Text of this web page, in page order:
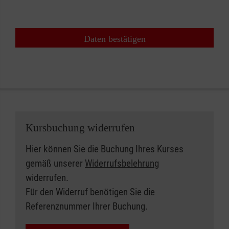
Daten bestätigen
Kursbuchung widerrufen
Hier können Sie die Buchung Ihres Kurses
gemäß unserer Widerrufsbelehrung
widerrufen.
Für den Widerruf benötigen Sie die
Referenznummer Ihrer Buchung.